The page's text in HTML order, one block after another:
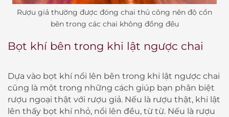
Rượu giả thường được đóng chai thủ công nên độ cồn
bên trong các chai không đồng đều
Bọt khí bên trong khi lật ngược chai
Dựa vào bọt khí nổi lên bên trong khi lật ngược chai
cũng là một trong những cách giúp bạn phân biệt
rượu ngoại thật với rượu giả. Nếu là rượu thật, khi lật
lên thấy bọt khí nhỏ, nổi lên đều, từ từ. Nếu là rượu